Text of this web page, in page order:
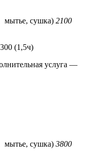
мытье, сушка) 2100
(1,5ч)
услуга —
мытье, сушка) 3800